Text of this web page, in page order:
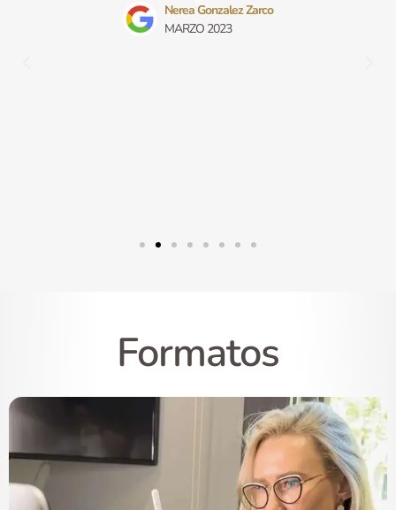
Nerea Gonzalez Zarco
MARZO 2023
Formatos